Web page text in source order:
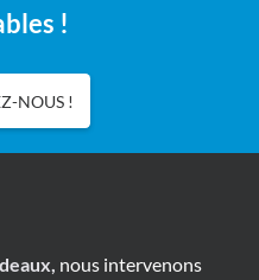
!
NOUS !
nous intervenons